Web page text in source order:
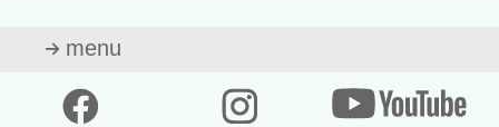
menu